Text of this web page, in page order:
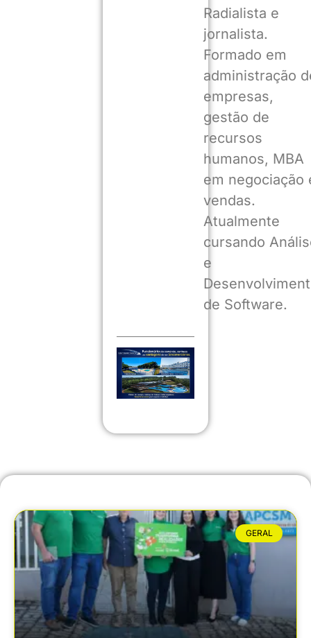
Radialista e
jornalista.
Formado em
administração
empresas,
gestão de
recursos
humanos, MBA
em negociação
vendas.
Atualmente
cursando
e
de Software.
GERAL